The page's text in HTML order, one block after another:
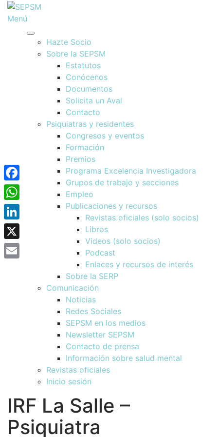
Menú
Hazte Socio
Sobre la SEPSM
Estatutos
Conócenos
Documentos
Solicita un Aval
Contacto
Psiquiatras y residentes
Congresos y eventos
Formación
Premios
Programa Excelencia Investigadora
Grupos de trabajo y secciones
Empleo
Publicaciones y recursos
Revistas oficiales (solo socios)
Libros
Videos (solo socios)
Podcast
Enlaces y recursos de interés
Sobre la SERP
Comunicación
Noticias
Redes Sociales
SEPSM en los medios
Newsletter SEPSM
Contacto de prensa
Información sobre salud mental
Revistas oficiales
Inicio sesión
IRF La Salle –
Psiquiatra
Facebook
WhatsApp
LinkedIn
X